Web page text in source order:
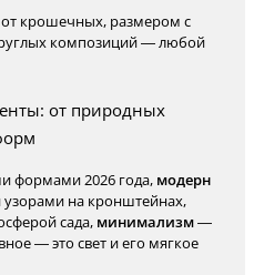
крошечных, размером с
композиций — любой
от природных
формами 2026 года, модерн
на кронштейнах,
сада, минимализм—
— это свет и его мягкое